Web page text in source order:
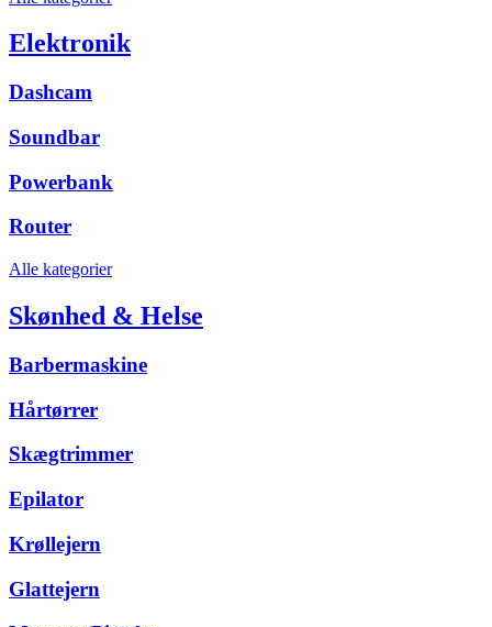
Elektronik
Dashcam
Soundbar
Powerbank
Router
Alle kategorier
Skønhed & Helse
Barbermaskine
Hårtørrer
Skægtrimmer
Epilator
Krøllejern
Glattejern